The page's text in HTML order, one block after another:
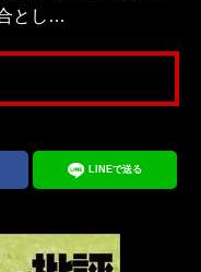
とし…
LINEで送る